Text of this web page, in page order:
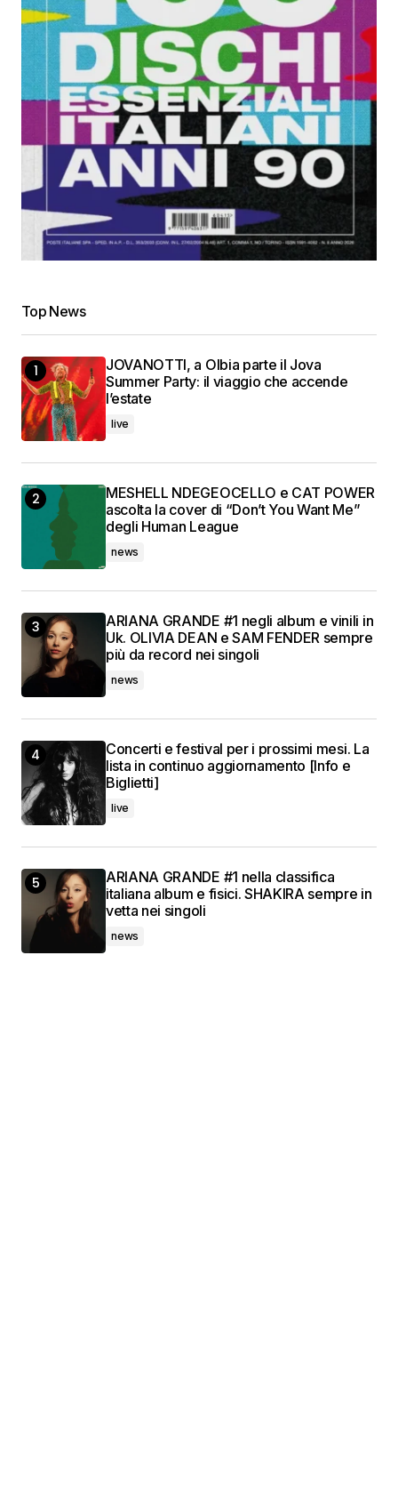
Top News
JOVANOTTI, a Olbia parte il Jova
Summer Party: il viaggio che accende
l’estate
live
MESHELL NDEGEOCELLO e CAT POWER
ascolta la cover di “Don’t You Want Me”
degli Human League
news
ARIANA GRANDE #1 negli album e vinili in
Uk. OLIVIA DEAN e SAM FENDER sempre
più da record nei singoli
news
Concerti e festival per i prossimi mesi. La
lista in continuo aggiornamento [Info e
Biglietti]
live
ARIANA GRANDE #1 nella classifica
italiana album e fisici. SHAKIRA sempre in
vetta nei singoli
news